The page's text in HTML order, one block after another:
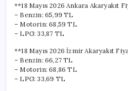
**18 Mayıs 2026 Ankara Akaryakıt
– Benzin: 65,99 TL
– Motorin: 68,59 TL
– LPG: 33,87 TL
**18 Mayıs 2026 İzmir Akaryakıt
– Benzin: 66,27 TL
– Motorin: 68,86 TL
– LPG: 33,69 TL